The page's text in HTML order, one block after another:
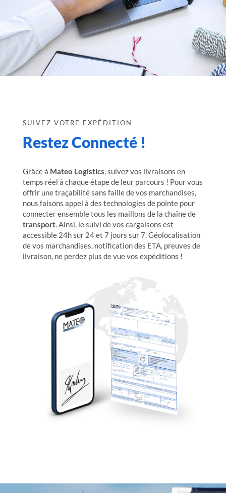
SUIVEZ VOTRE EXPÉDITION
Restez Connecté !
Grâce à Mateo Logistics, suivez vos livraisons en
temps réel à chaque étape de leur parcours ! Pour vous
offrir une traçabilité sans faille de vos marchandises,
nous faisons appel à des technologies de pointe pour
connecter ensemble tous les maillons de la chaîne de
transport. Ainsi, le suivi de vos cargaisons est
accessible 24h sur 24 et 7 jours sur 7. Géolocalisation
de vos marchandises, notification des ETA, preuves de
livraison, ne perdez plus de vue vos expéditions !